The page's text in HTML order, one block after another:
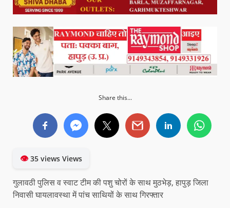
Share this...
👁35 views Views
गुलावठी पुलिस व स्वाट टीम की पशु चोरों के साथ मुठभेड़, हापुड़ जिला
निवासी घायलावस्था में पांच साथियों के साथ गिरफ्तार